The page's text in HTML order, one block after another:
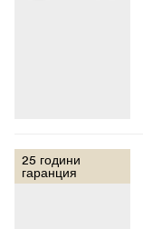
25 години
гаранция